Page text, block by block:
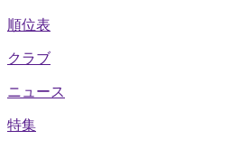
順位表
クラブ
ニュース
特集